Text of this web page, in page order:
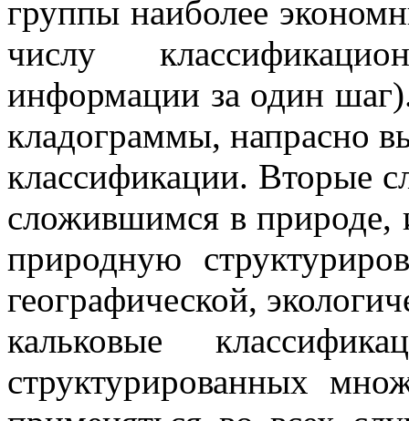
группы наиболее
числу
информации за один
кладограммы, напрасно
классификации. Вторые
сложившимся в природе,
природную
географической,
кальковые
структурированных